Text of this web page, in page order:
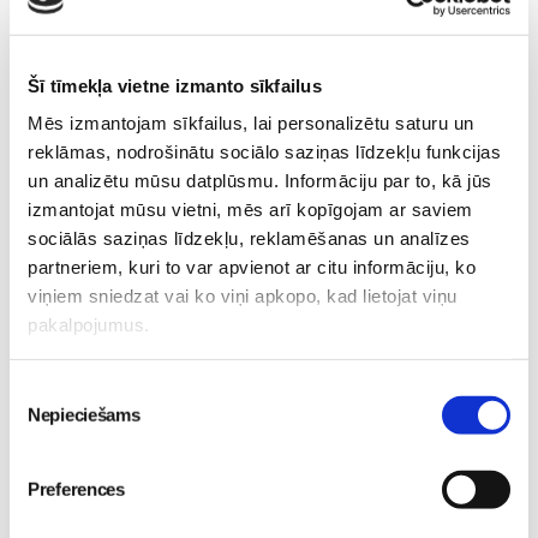
Šī tīmekļa vietne izmanto sīkfailus
Mēs izmantojam sīkfailus, lai personalizētu saturu un
reklāmas, nodrošinātu sociālo saziņas līdzekļu funkcijas
un analizētu mūsu datplūsmu. Informāciju par to, kā jūs
izmantojat mūsu vietni, mēs arī kopīgojam ar saviem
sociālās saziņas līdzekļu, reklamēšanas un analīzes
partneriem, kuri to var apvienot ar citu informāciju, ko
viņiem sniedzat vai ko viņi apkopo, kad lietojat viņu
pakalpojumus.
izvēle
Nepieciešams
Preferences
Sākam jauno Māmiņu
Brokastu sezonu 9.
septembrī!
Sievietēm
03. Aug 16:09